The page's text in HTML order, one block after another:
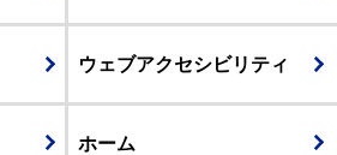
ウェブアクセシビリティ
ホーム